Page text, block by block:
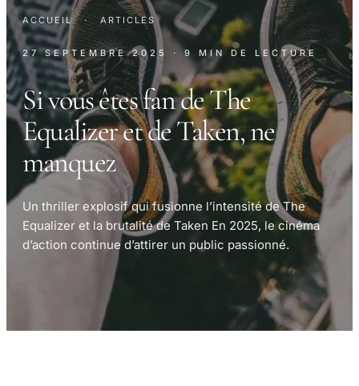
ACCUEIL · ARTICLES
27 SEPTEMBRE 2025 · 9 MIN DE LECTURE
Si vous êtes fan de The
Equalizer et de Taken, ne
manquez
Un thriller explosif qui fusionne l’intensité de The
Equalizer et la brutalité de Taken En 2025, le cinéma
d’action continue d’attirer un public passionné.